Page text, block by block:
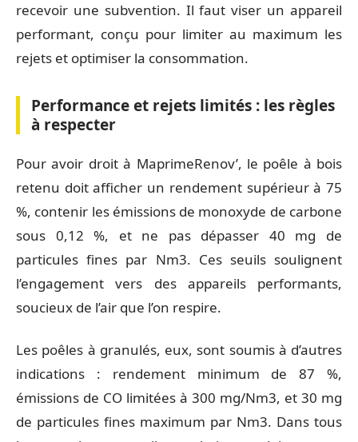
recevoir une subvention. Il faut viser un appareil
performant, conçu pour limiter au maximum les
rejets et optimiser la consommation.
Performance et rejets limités : les règles
à respecter
Pour avoir droit à MaprimeRenov’, le poêle à bois
retenu doit afficher un rendement supérieur à 75
%, contenir les émissions de monoxyde de carbone
sous 0,12 %, et ne pas dépasser 40 mg de
particules fines par Nm3. Ces seuils soulignent
l’engagement vers des appareils performants,
soucieux de l’air que l’on respire.
Les poêles à granulés, eux, sont soumis à d’autres
indications : rendement minimum de 87 %,
émissions de CO limitées à 300 mg/Nm3, et 30 mg
de particules fines maximum par Nm3. Dans tous